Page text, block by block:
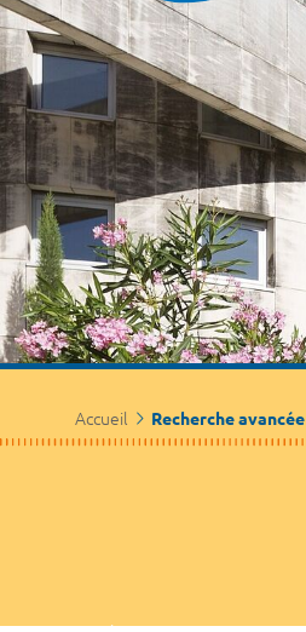
Accueil Recherche avancée